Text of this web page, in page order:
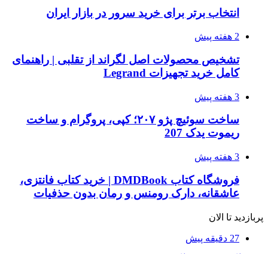
انتخاب برتر برای خرید سرور در بازار ایران
2 هفته پیش
تشخیص محصولات اصل لگراند از تقلبی | راهنمای
کامل خرید تجهیزات Legrand
3 هفته پیش
ساخت سوئیچ پژو ۲۰۷؛ کپی، پروگرام و ساخت
ریموت یدک 207
3 هفته پیش
فروشگاه کتاب DMDBook | خرید کتاب فانتزی،
عاشقانه، دارک رومنس و رمان بدون حذفیات
پربازدید تا الان
27 دقیقه پیش